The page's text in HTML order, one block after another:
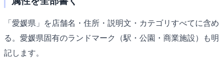
「愛媛県」を店舗名・住所・説明文・カテゴリすべてに含め
る。愛媛県固有のランドマーク（駅・公園・商業施設）も明
記します。